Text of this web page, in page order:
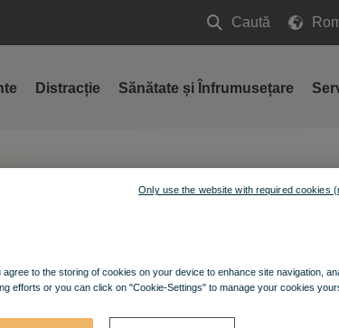
Caută
Caută
Distracție Sănătate și Înfrumusețare
agree to the storing of cookies on your device to enhance site navigation,
efforts or you can click on "Cookie-Settings" to manage your cookies
Only use the website with required cookies